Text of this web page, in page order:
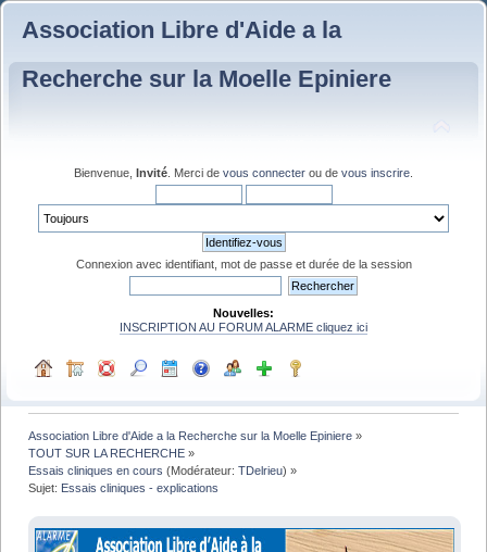
Association Libre d'Aide a la
Recherche sur la Moelle Epiniere
Bienvenue, Invité . Merci de vous connecter ou de vous inscrire
Connexion avec identifiant, mot de passe et durée de la session
Nouvelles:
INSCRIPTION AU FORUM ALARME cliquez ici
Association Libre d'Aide a la Recherche sur la Moelle Epiniere »
TOUT SUR LA RECHERCHE »
Essais cliniques en cours (Modérateur:TDelrieu) »
Sujet: Essais cliniques - explications